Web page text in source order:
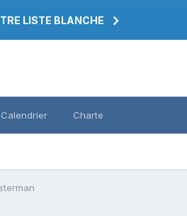
LISTE BLANCHE
Calendrier Charte